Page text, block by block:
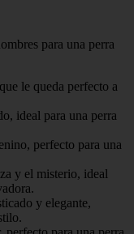
para una perra
le queda perfecto a
ideal para una perra
perfecto para una
y el misterio, ideal
y elegante,